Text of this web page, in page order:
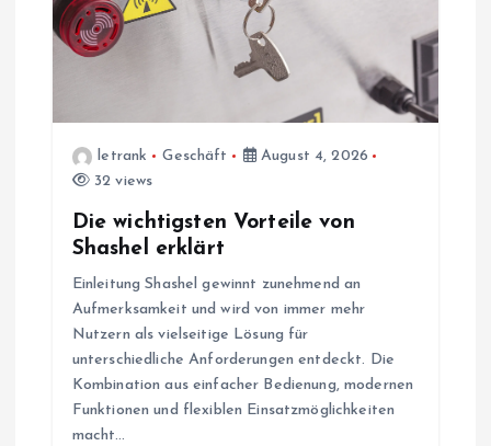
t
o
letrank Geschäft
August 4, 2026
32 views
Die wichtigsten Vorteile von
Shashel erklärt
Einleitung Shashel gewinnt zunehmend an
Aufmerksamkeit und wird von immer mehr
Nutzern als vielseitige Lösung für
unterschiedliche Anforderungen entdeckt. Die
Kombination aus einfacher Bedienung, modernen
Funktionen und flexiblen Einsatzmöglichkeiten
macht…